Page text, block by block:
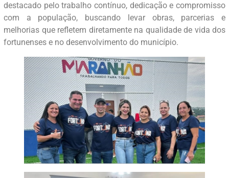
destacado pelo trabalho contínuo, dedicação e compromisso
com a população, buscando levar obras, parcerias e
melhorias que refletem diretamente na qualidade de vida dos
fortunenses e no desenvolvimento do município.